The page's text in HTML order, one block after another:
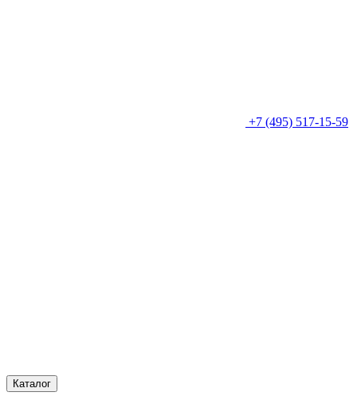
+7 (495) 517-15-59
Каталог